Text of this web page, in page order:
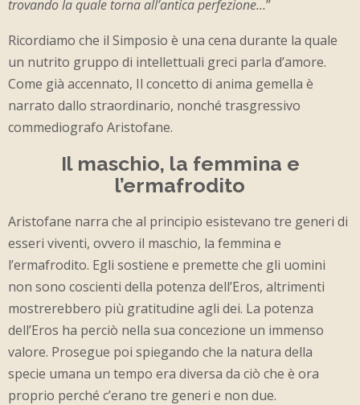
trovando la quale torna all’antica perfezione…”
Ricordiamo che il Simposio è una cena durante la quale
un nutrito gruppo di intellettuali greci parla d’amore.
Come già accennato, Il concetto di anima gemella è
narrato dallo straordinario, nonché trasgressivo
commediografo Aristofane.
Il maschio, la femmina e
l’ermafrodito
Aristofane narra che al principio esistevano tre generi di
esseri viventi, ovvero il maschio, la femmina e
l’ermafrodito. Egli sostiene e premette che gli uomini
non sono coscienti della potenza dell’Eros, altrimenti
mostrerebbero più gratitudine agli dei. La potenza
dell’Eros ha perciò nella sua concezione un immenso
valore. Prosegue poi spiegando che la natura della
specie umana un tempo era diversa da ciò che è ora
proprio perché c’erano tre generi e non due.